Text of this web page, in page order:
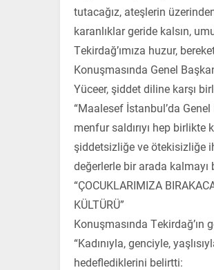
tutacağız, ateşlerin
karanlıklar geride kalsın,
Tekirdağ’ımıza huzur,
Konuşmasında Genel
Yüceer, şiddet diline karşı
“Maalesef İstanbul’da Genel
menfur saldırıyı hep birlikte
şiddetsizliğe ve ötekisizliğe
değerlerle bir arada kalmayı
“ÇOCUKLARIMIZA
KÜLTÜRÜ”
Konuşmasında
“Kadınıyla, genciyle,
hedeflediklerini belirtti: